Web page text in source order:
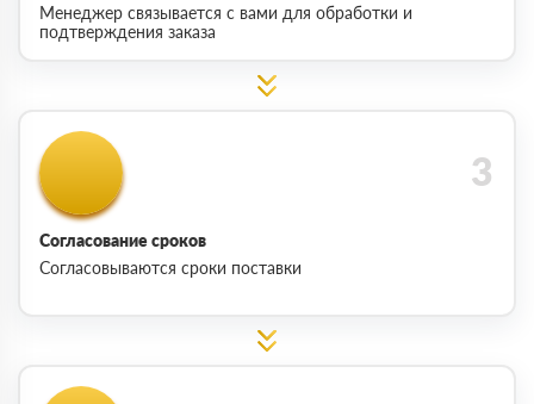
Менеджер связывается с вами для обработки и
подтверждения заказа
Согласование сроков
Согласовываются сроки поставки